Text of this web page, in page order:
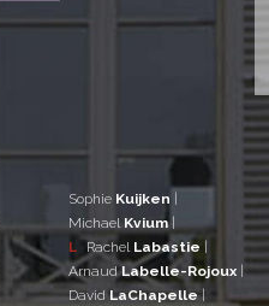
Sophie Kuijken |
Michael Kvium|
L Rachel Labastie |
ArnaudLabelle-Rojoux |
DavidLaChapelle|